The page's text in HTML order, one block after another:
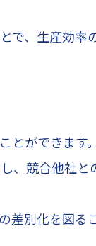
、生産効率
ができます。
、競合他社
別化を図る